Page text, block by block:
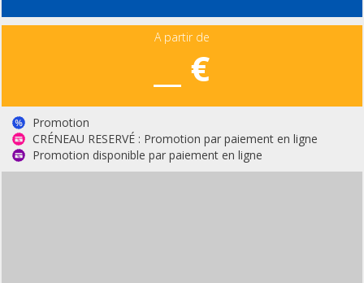
A partir de
__ €
Promotion
CRÉNEAU RESERVÉ : Promotion par paiement en ligne
Promotion disponible par paiement en ligne